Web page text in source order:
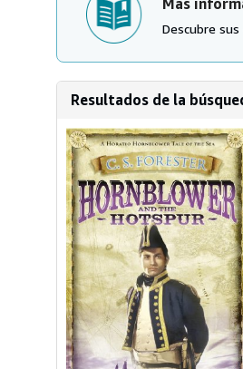
Más
Descubre
Resultados de la